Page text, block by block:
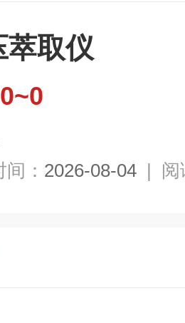
萃取仪
： 2026-08-04 | 阅